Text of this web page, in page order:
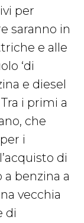
per
saranno in
e alle
‘di
e diesel
i primi a
che
i
di
benzina a
vecchia
di